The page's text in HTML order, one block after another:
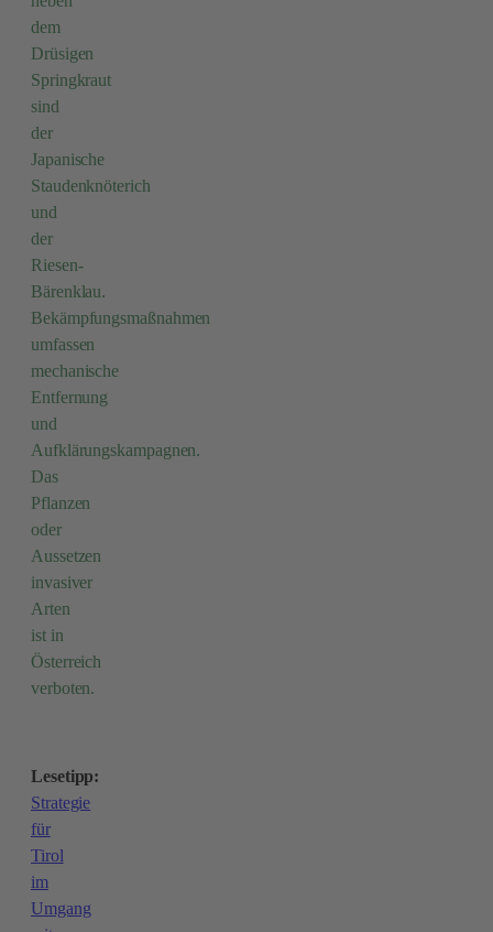
dem
Drüsigen
Springkraut
sind
der
Japanische
Staudenknöterich
und
der
Riesen-
Bärenklau.
Bekämpfungsmaßnahmen
umfassen
mechanische
Entfernung
und
Aufklärungskampagnen.
Das
Pflanzen
oder
Aussetzen
invasiver
Arten
ist in
Österreich
verboten.
Lesetipp:
Strategie
für
Tirol
im
Umgang